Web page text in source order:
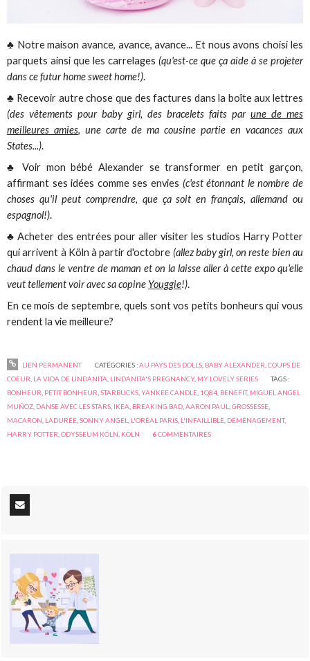
♣ Notre maison avance, avance, avance... Et nous avons choisi les
parquets ainsi que les carrelages (qu'est-ce que ça aide à se projeter
dans ce futur home sweet home!).
♣ Recevoir autre chose que des factures dans la boîte aux lettres
(des vêtements pour baby girl, des bracelets faits par une de mes
meilleures amies, une carte de ma cousine partie en vacances aux
States...).
♣ Voir mon bébé Alexander se transformer en petit garçon,
affirmant ses idées comme ses envies (c'est étonnant le nombre de
choses qu'il peut comprendre, que ça soit en français, allemand ou
espagnol!).
♣ Acheter des entrées pour aller visiter les studios Harry Potter
qui arrivent à Köln à partir d'octobre (allez baby girl, on reste bien au
chaud dans le ventre de maman et on la laisse aller à cette expo qu'elle
veut tellement voir avec sa copine Youggie!).
En ce mois de septembre, quels sont vos petits bonheurs qui vous
rendent la vie meilleure?
LIEN PERMANENT CATÉGORIES :AU PAYS DES DOLLS, BABY ALEXANDER COUPS DE
COEUR LA VIDA DE LINDANITA LINDANITA'S PREGNANCY, MY LOVELY SERIES
TAGS :
BONHEUR PETIT BONHEUR ,STARBUCKS ,YANKEE CANDLE 1Q84 BENEFIT, MIGUEL ANGEL
MUÑOZ DANSE AVEC LES STARS IKEA BREAKING BAD ,AARON PAUL ,GROSSESSE
MACARON LADURÉE ,SONNY ANGEL L'ORÉAL PARIS L'INFAILLIBLE DÉMÉNAGEMENT,
HARRY POTTER ,ODYSSEUM KÖLN KÖLN 6COMMENTAIRES